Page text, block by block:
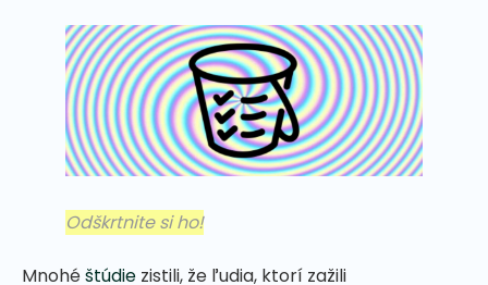
Odškrtnite si ho!
Mnohéštúdie zistili, že ľudia, ktorí zažili